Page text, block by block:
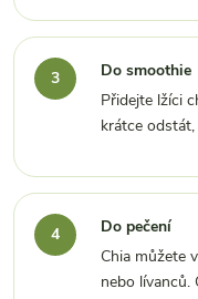
Do smoothie
Přidejte lžíci
krátce
Do pečení
Chia můžete
nebo lívanců.